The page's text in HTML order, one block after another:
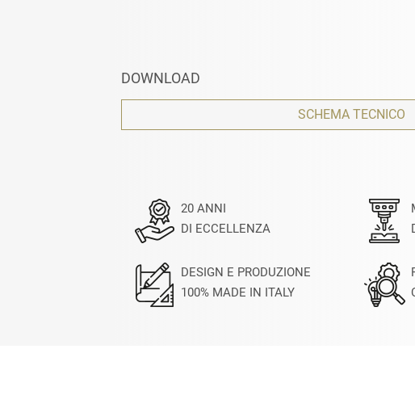
DOWNLOAD
SCHEMA TECNICO
20 ANNI
DI ECCELLENZA
DESIGN E PRODUZIONE
100% MADE IN ITALY